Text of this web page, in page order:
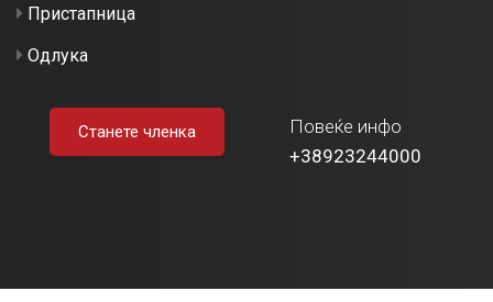
Пристапница
Одлука
Станете членка
Повеќе инфо
+38923244000